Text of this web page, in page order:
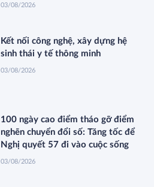
03/08/2026
Kết nối công nghệ, xây dựng hệ
sinh thái y tế thông minh
03/08/2026
100 ngày cao điểm tháo gỡ điểm
nghẽn chuyển đổi số: Tăng tốc để
Nghị quyết 57 đi vào cuộc sống
03/08/2026